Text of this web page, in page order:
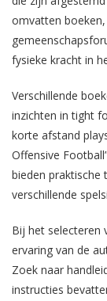
omvatten
fysieke kracht in
Verschillende
inzichten in tight
korte afstand
Offensive
bieden praktische
verschillende
Bij het selecteren
ervaring van de
Zoek naar
instructies